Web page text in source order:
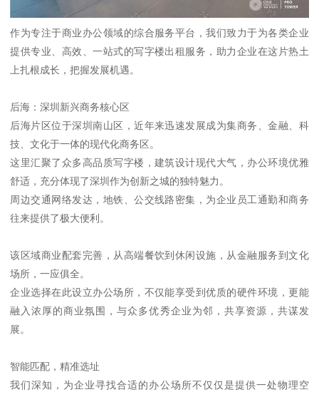
作为专注于商业办公领域的综合服务平台，我们致力于为各类企业
提供专业、高效、一站式的写字楼出租服务，助力企业在这片热土
上扎根成长，把握发展机遇。
后海：深圳新兴商务核心区
后海片区位于深圳南山区，近年来迅速发展成为集商务、金融、科
技、文化于一体的现代化商务区。
这里汇聚了众多高品质写字楼，建筑设计现代大气，办公环境优雅
舒适，充分体现了深圳作为创新之城的独特魅力。
周边交通网络发达，地铁、公交线路密集，为企业员工通勤和商务
往来提供了极大便利。
该区域商业配套完善，从高端餐饮到休闲设施，从金融服务到文化
场所，一应俱全。
企业选择在此设立办公场所，不仅能享受到优质的硬件环境，更能
融入浓厚的商业氛围，与众多优秀企业为邻，共享资源，共谋发
展。
智能匹配，精准选址
我们深知，为企业寻找合适的办公场所不仅仅是提供一处物理空